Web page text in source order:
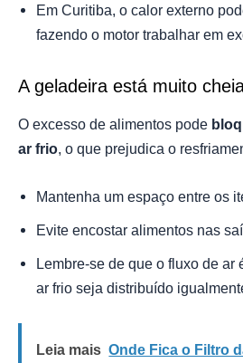
Em Curitiba, o calor externo
fazendo o motor trabalhar em
A geladeira está muito
O excesso de alimentos pode
ar frio, o que prejudica o
Mantenha um espaço entre os
Evite encostar alimentos nas
Lembre-se de que o fluxo de ar
ar frio seja distribuído
Leia mais Onde Fica o Filtro